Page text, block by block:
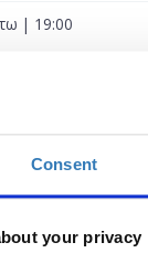
Consent
your privacy
| 19:00
| 19:00